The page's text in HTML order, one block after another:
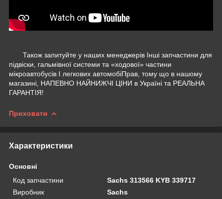
Також запитуйте у наших менеджерів Інші запчастини для
підвіски, гальмівної системи та «ходової» частини
мікроавтобусів І легкових автомобіПрав, тому що в нашому
магазині, НАПЕВНО НАЙНИЖЧІ ЦІНИ в Україні та РЕАЛЬНА
ГАРАНТІЯ!
Приховати
Характеристики
Основні
Код запчастини
Sachs 313566 KYB 339717
Виробник
Sachs